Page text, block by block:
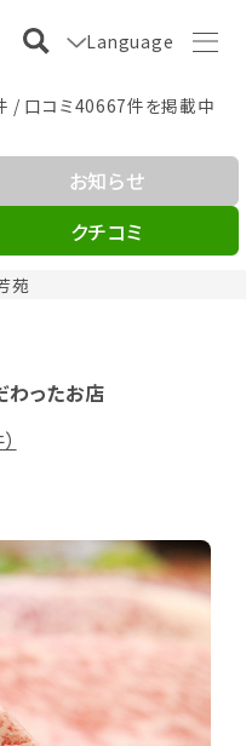
Language
/ 口コミ40667件を掲載中
苑
お知らせ
クチコミ
わったお店